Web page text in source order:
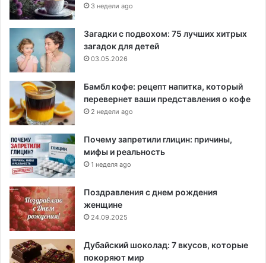
3 недели ago
Загадки с подвохом: 75 лучших хитрых
загадок для детей
03.05.2026
Бамбл кофе: рецепт напитка, который
перевернет ваши представления о кофе
2 недели ago
Почему запретили глицин: причины,
мифы и реальность
1 неделя ago
Поздравления с днем рождения
женщине
24.09.2025
Дубайский шоколад: 7 вкусов, которые
покоряют мир